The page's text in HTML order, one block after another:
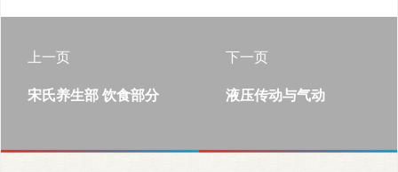
上一页
宋氏养生部 饮食部分
下一页
液压传动与气动